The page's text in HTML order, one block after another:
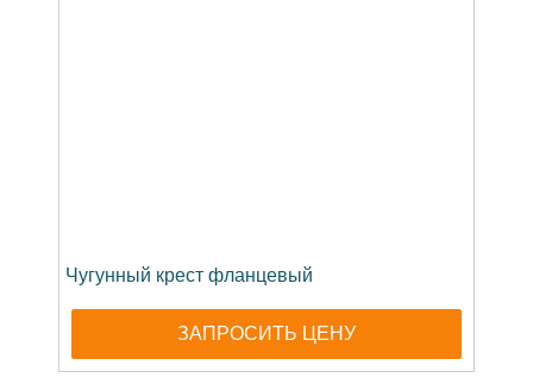
Чугунный крест фланцевый
ЗАПРОСИТЬ ЦЕНУ